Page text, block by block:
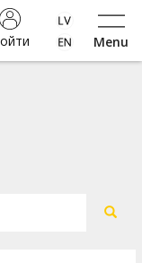
Menu